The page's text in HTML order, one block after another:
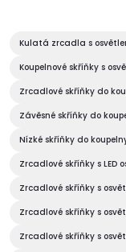
c
p
v
k
y
o
v
á
Kulatá zrcadla s
Koupelnové skříňky s
Zrcadlové skříňky do
Závěsné skříňky do
Nízké skříňky do
Zrcadlové skříňky s LED
Zrcadlové skříňky s
Zrcadlové skříňky s
Zrcadlové skříňky s